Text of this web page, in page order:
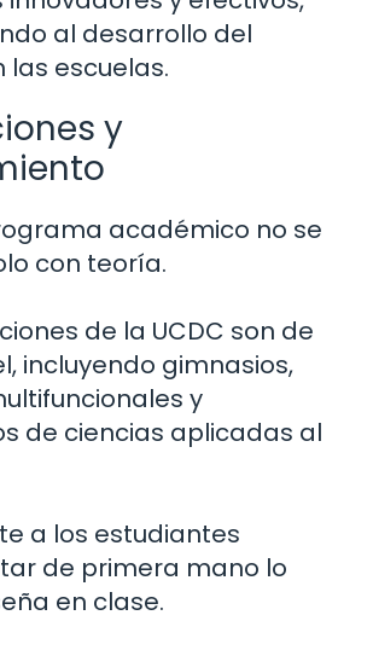
al desarrollo del
escuelas.
y
académico no se
con teoría.
de la UCDC son de
incluyendo gimnasios,
y
de ciencias aplicadas al
a los estudiantes
de primera mano lo
en clase.